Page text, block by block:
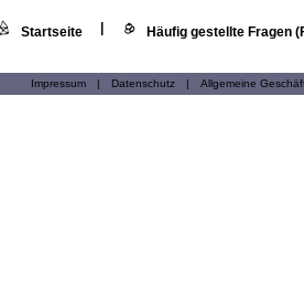
Startseite Häufig gestellte Fragen
Impressum | Datenschutz | Allgemeine